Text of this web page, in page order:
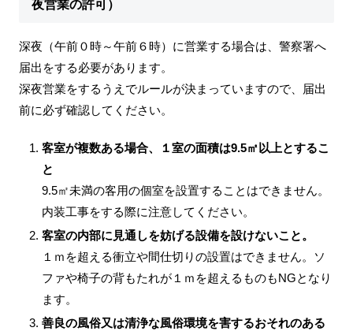
夜営業の許可）
深夜（午前０時～午前６時）に営業する場合は、警察署へ
届出をする必要があります。
深夜営業をするうえでルールが決まっていますので、届出
前に必ず確認してください。
客室が複数ある場合、１室の面積は9.5㎡以上とするこ
と
9.5㎡未満の客用の個室を設置することはできません。
内装工事をする際に注意してください。
客室の内部に見通しを妨げる設備を設けないこと。
１ｍを超える衝立や間仕切りの設置はできません。ソ
ファや椅子の背もたれが１ｍを超えるものもNGとなり
ます。
善良の風俗又は清浄な風俗環境を害するおそれのある